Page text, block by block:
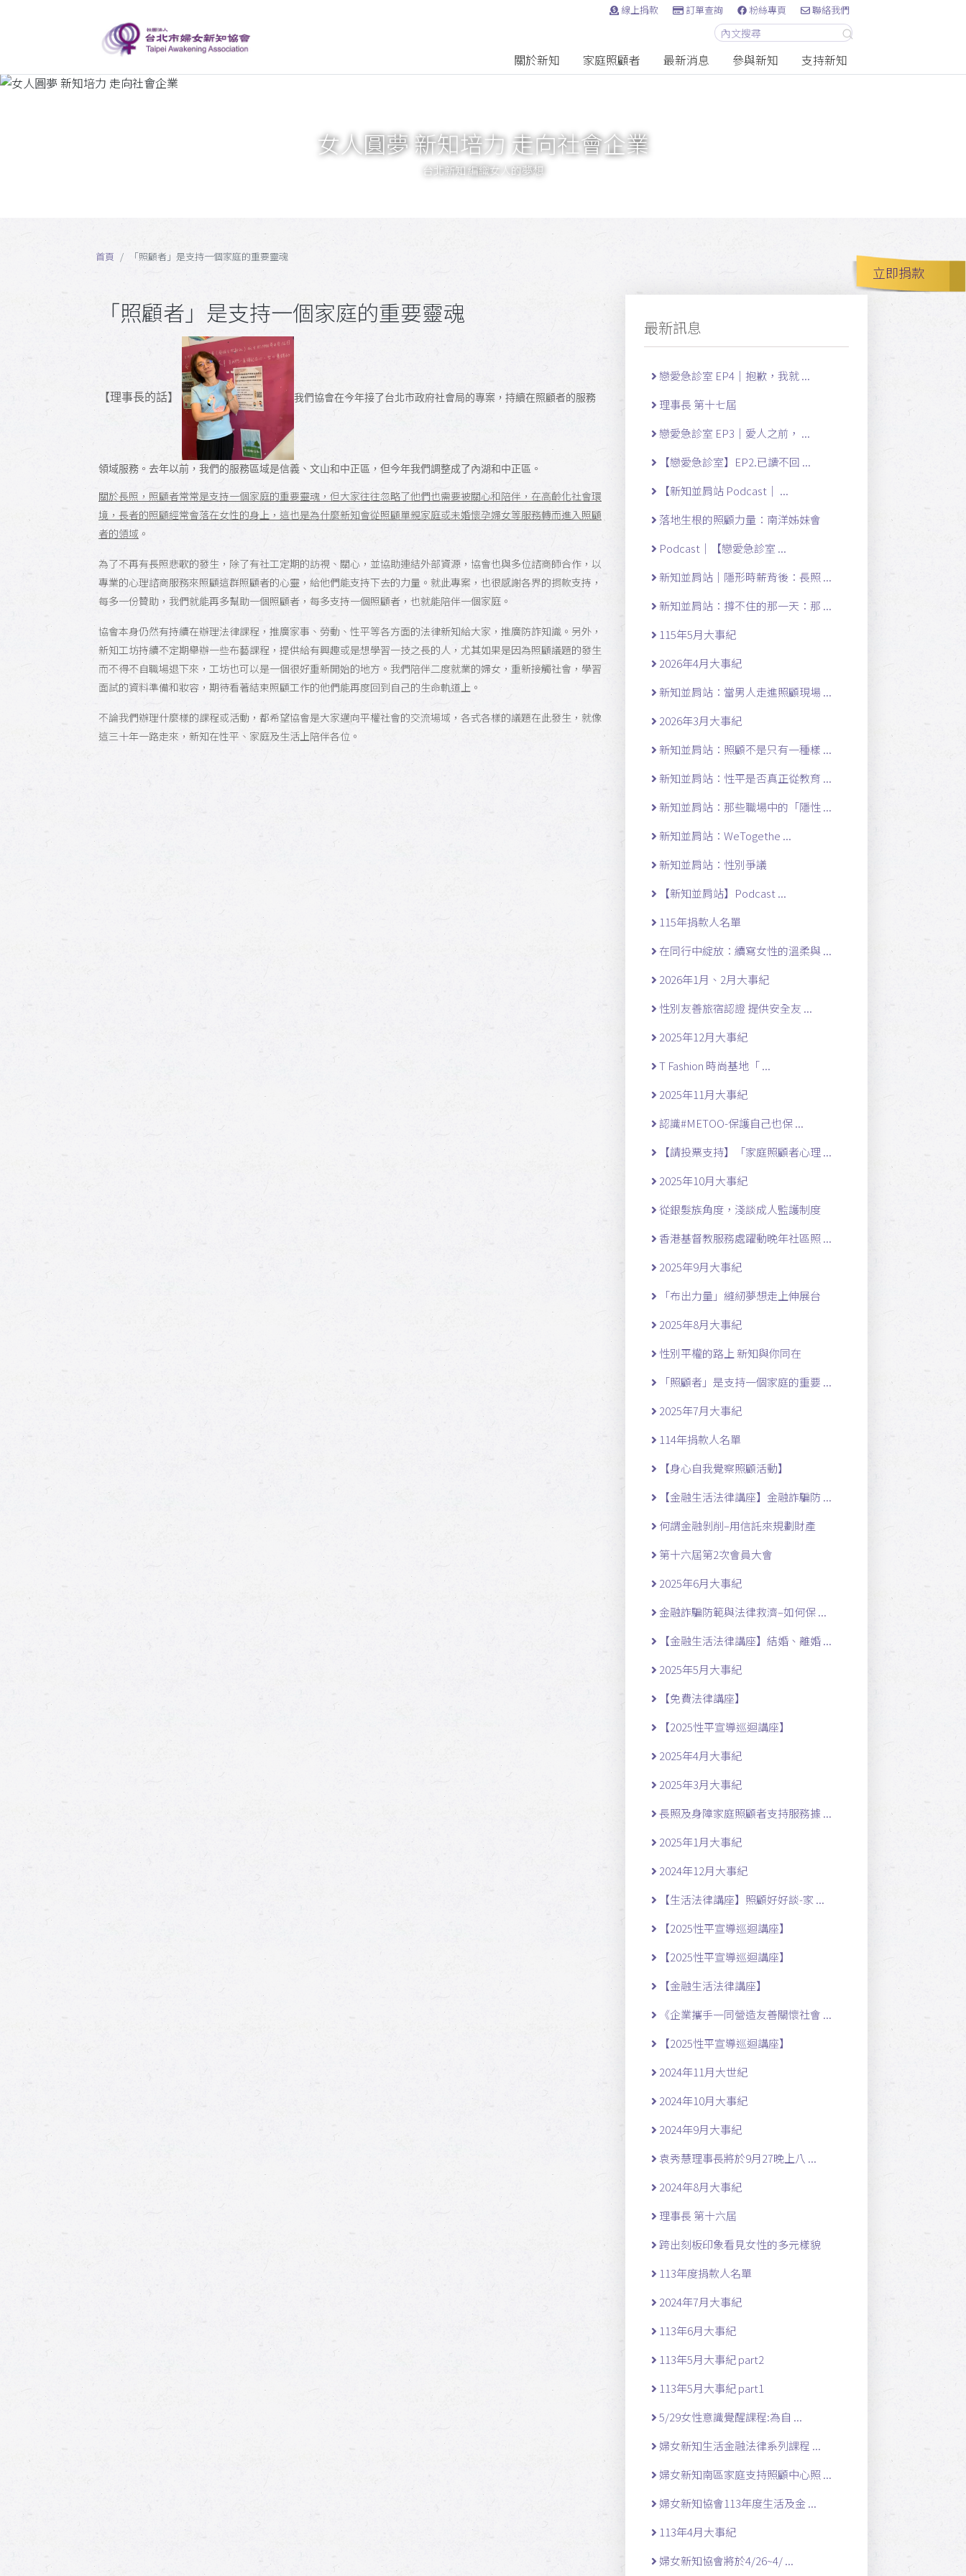
線上捐款 訂單查詢 粉絲專頁 聯絡我們
關於新知 家庭照顧者 最新消息 參與新知 支持新知
立即捐款
女人圓夢 新知培力 走向社會企業
台北新知 編織女人的夢想
首頁 「照顧者」是支持一個家庭的重要靈魂
「照顧者」是支持一個家庭的重要靈魂
【理事長的話】 我們協會在今年接了台北市政府社會局的專案，持續在照顧者的服務
領域服務。去年以前，我們的服務區域是信義、文山和中正區，但今年我們調整成了內湖和中正區。
關於長照，照顧者常常是支持一個家庭的重要靈魂，但大家往往忽略了他們也需要被關心和陪伴，在高齡化社會環
境，長者的照顧經常會落在女性的身上，這也是為什麼新知會從照顧單親家庭或未婚懷孕婦女等服務轉而進入照顧
者的領域 。
為了不再有長照悲歌的發生，除了有社工定期的訪視、關心，並協助連結外部資源，協會也與多位諮商師合作，以
專業的心理諮商服務來照顧這群照顧者的心靈，給他們能支持下去的力量。就此專案，也很感謝各界的捐款支持，
每多一份贊助，我們就能再多幫助一個照顧者，每多支持一個照顧者，也就能陪伴一個家庭。
協會本身仍然有持續在辦理法律課程，推廣家事、勞動、性平等各方面的法律新知給大家，推廣防詐知識。另外，
新知工坊持續不定期舉辦一些布藝課程，提供給有興趣或是想學習一技之長的人，尤其如果是因為照顧議題的發生
而不得不自職場退下來，工坊也可以是一個很好重新開始的地方。我們陪伴二度就業的婦女，重新接觸社會，學習
面試的資料準備和妝容，期待看著結束照顧工作的他們能再度回到自己的生命軌道上。
不論我們辦理什麼樣的課程或活動，都希望協會是大家邁向平權社會的交流場域，各式各樣的議題在此發生，就像
這三十年一路走來，新知在性平、家庭及生活上陪伴各位。
最新訊息
戀愛急診室 EP4｜抱歉，我就 ...
理事長 第十七屆
戀愛急診室 EP3｜愛人之前， ...
【戀愛急診室】EP2.已讀不回 ...
【新知並肩站 Podcast｜ ...
落地生根的照顧力量：南洋姊妹會
Podcast｜【戀愛急診室 ...
新知並肩站｜隱形時薪背後：長照 ...
新知並肩站：撐不住的那一天：那 ...
115年5月大事紀
2026年4月大事紀
新知並肩站：當男人走進照顧現場 ...
2026年3月大事紀
新知並肩站：照顧不是只有一種樣 ...
新知並肩站：性平是否真正從教育 ...
新知並肩站：那些職場中的「隱性 ...
新知並肩站：WeTogethe ...
新知並肩站：性別爭議
【新知並肩站】Podcast ...
115年捐款人名單
在同行中綻放：續寫女性的溫柔與 ...
2026年1月、2月大事紀
性別友善旅宿認證 提供安全友 ...
2025年12月大事紀
T Fashion 時尚基地「 ...
2025年11月大事紀
認識#METOO-保護自己也保 ...
【請投票支持】「家庭照顧者心理 ...
2025年10月大事紀
從銀髮族角度，淺談成人監護制度
香港基督教服務處躍動晚年社區照 ...
2025年9月大事紀
「布出力量」縫紉夢想走上伸展台
2025年8月大事紀
性別平權的路上 新知與你同在
「照顧者」是支持一個家庭的重要 ...
2025年7月大事紀
114年捐款人名單
【身心自我覺察照顧活動】
【金融生活法律講座】金融詐騙防 ...
何謂金融剝削–用信託來規劃財產
第十六屆第2次會員大會
2025年6月大事紀
金融詐騙防範與法律救濟–如何保 ...
【金融生活法律講座】結婚、離婚 ...
2025年5月大事紀
【免費法律講座】
【2025性平宣導巡迴講座】
2025年4月大事紀
2025年3月大事紀
長照及身障家庭照顧者支持服務據 ...
2025年1月大事紀
2024年12月大事紀
【生活法律講座】照顧好好談-家 ...
【2025性平宣導巡迴講座】
【2025性平宣導巡迴講座】
【金融生活法律講座】
《企業攜手一同營造友善關懷社會 ...
【2025性平宣導巡迴講座】
2024年11月大世紀
2024年10月大事紀
2024年9月大事紀
袁秀慧理事長將於9月27晚上八 ...
2024年8月大事紀
理事長 第十六屆
跨出刻板印象看見女性的多元樣貌
113年度捐款人名單
2024年7月大事紀
113年6月大事紀
113年5月大事紀 part2
113年5月大事紀 part1
5/29女性意識覺醒課程:為自 ...
婦女新知生活金融法律系列課程 ...
婦女新知南區家庭支持照顧中心照 ...
婦女新知協會113年度生活及金 ...
113年4月大事紀
婦女新知協會將於4/26~4/ ...